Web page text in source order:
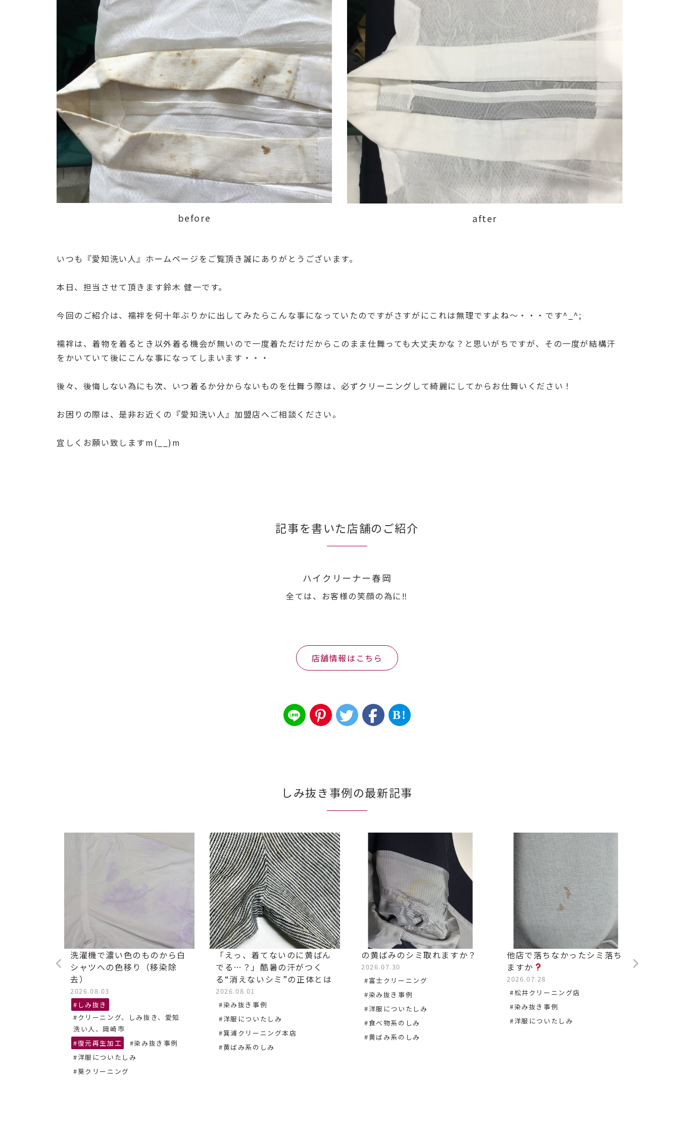
before after
いつも『愛知洗い人』ホームページをご覧頂き誠にありがとうございます。
本日、担当させて頂きます鈴木 健一です。
今回のご紹介は、襦袢を何十年ぶりかに出してみたらこんな事になっていたのですがさすがにこれは無理ですよね〜・・・です^_^;
襦袢は、着物を着るとき以外着る機会が無いので一度着ただけだからこのまま仕舞っても大丈夫かな？と思いがちですが、その一度が結構汗
をかいていて後にこんな事になってしまいます・・・
後々、後悔しない為にも次、いつ着るか分からないものを仕舞う際は、必ずクリーニングして綺麗にしてからお仕舞いください！
お困りの際は、是非お近くの『愛知洗い人』加盟店へご相談ください。
宜しくお願い致しますm(__)m
記事を書いた店舗のご紹介
ハイクリーナー春岡
全ては、お客様の笑顔の為に‼︎
店舗情報はこちら
B!
しみ抜き事例の最新記事
洗濯機で濃い色のものから白
シャツへの色移り（移染除
去）
2026.08.03
#しみ抜き
#クリーニング、しみ抜き、愛知
洗い人、岡崎市
#復元再生加工
#染み抜き事例
#洋服についたしみ
#葵クリーニング
「えっ、着てないのに黄ばん
でる…？」酷暑の汗がつく
る“消えないシミ”の正体とは
2026.08.01
#染み抜き事例
#洋服についたしみ
#箕浦クリーニング本店
#黄ばみ系のしみ
の黄ばみのシミ取れますか？
2026.07.30
#富士クリーニング
#染み抜き事例
#洋服についたしみ
#食べ物系のしみ
#黄ばみ系のしみ
他店で落ちなかったシミ落ち
ますか
2026.07.28
#松井クリーニング店
#染み抜き事例
#洋服についたしみ